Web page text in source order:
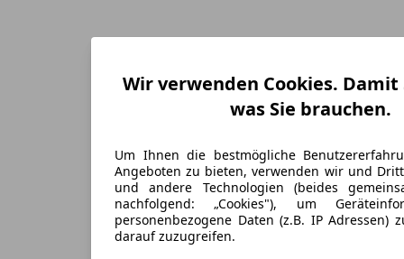
Wir verwenden Cookies.
was Sie brauchen.
Um Ihnen die bestmögliche
Angeboten zu bieten, verwenden wir und
und andere Technologien (beides
nachfolgend: „Cookies"), um
personenbezogene Daten (z.B. IP Adressen)
darauf zuzugreifen.